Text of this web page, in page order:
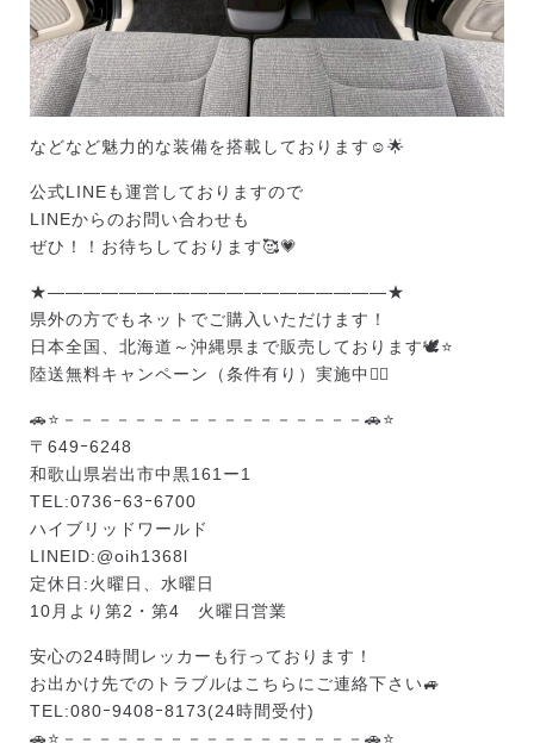
などなど魅力的な装備を搭載しております☺️🌟
公式LINEも運営しておりますので
LINEからのお問い合わせも
ぜひ！！お待ちしております🥰💗
★———————————————————★
県外の方でもネットでご購入いただけます！
日本全国、北海道～沖縄県まで販売しております🕊️⭐
陸送無料キャンペーン（条件有り）実施中❤️‍🔥
🚗⭐－－－－－－－－－－－－－－－－－🚗⭐
〒649ｰ6248
和歌山県岩出市中黒161ー1
TEL:0736ｰ63ｰ6700
ハイブリッドワールド
LINEID:@oih1368l
定休日:火曜日、水曜日
10月より第2・第4 火曜日営業
安心の24時間レッカーも行っております！
お出かけ先でのトラブルはこちらにご連絡下さい🚙
TEL:080ｰ9408ｰ8173(24時間受付)
🚗⭐－－－－－－－－－－－－－－－－－🚗⭐